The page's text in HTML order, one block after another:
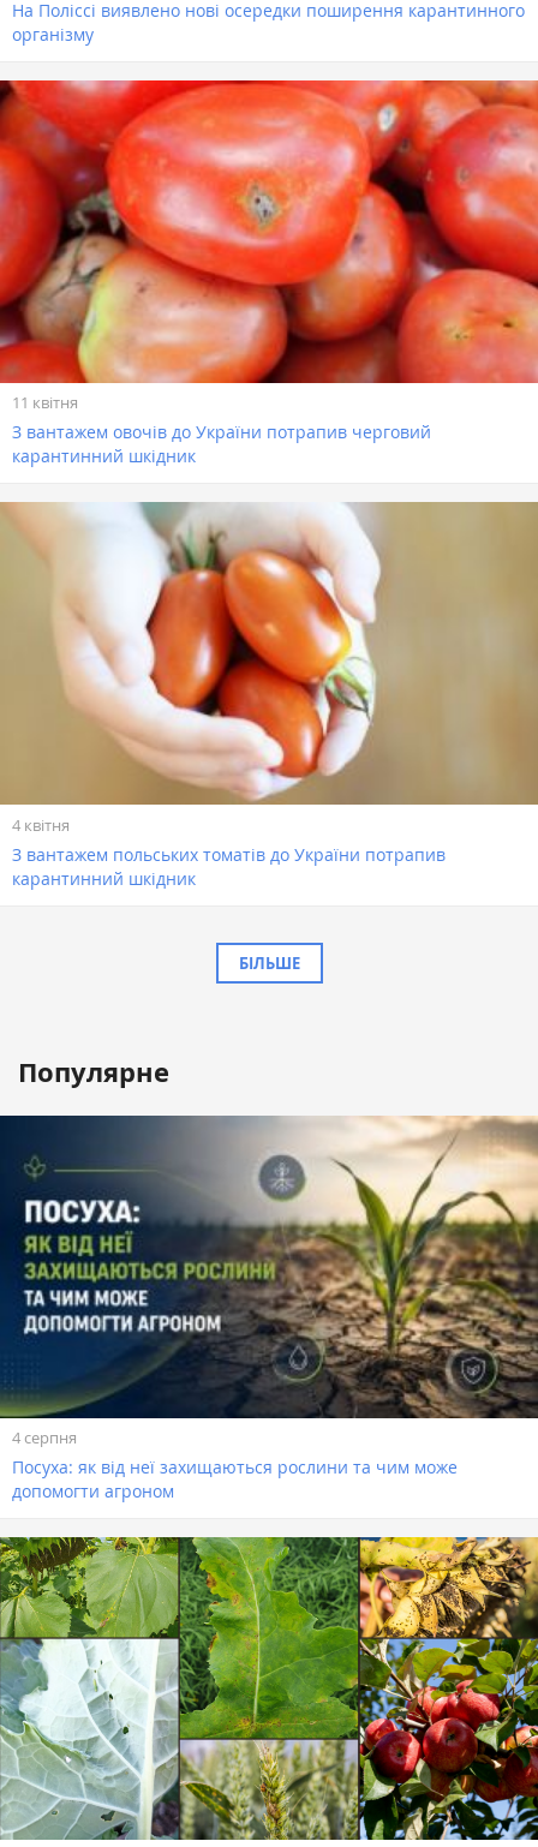
На Поліссі виявлено нові осередки поширення карантинного
організму
11 квітня
З вантажем овочів до України потрапив черговий
карантинний шкідник
4 квітня
З вантажем польських томатів до України потрапив
карантинний шкідник
БІЛЬШЕ
Популярне
4 серпня
Посуха: як від неї захищаються рослини та чим може
допомогти агроном